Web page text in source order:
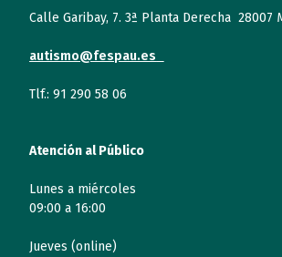
Calle Garibay, 7. 3ª Planta Derecha 28007
autismo@fespau.es
Tlf.: 91 290 58 06
Atención al Público
Lunes a miércoles
09:00 a 16:00
Jueves (online)